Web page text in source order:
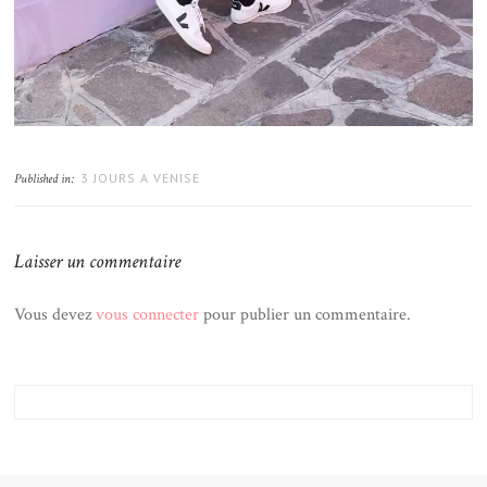
Published in: 3 JOURS A VENISE
Laisser un commentaire
Vous devezvous connecterpour publier un commentaire.